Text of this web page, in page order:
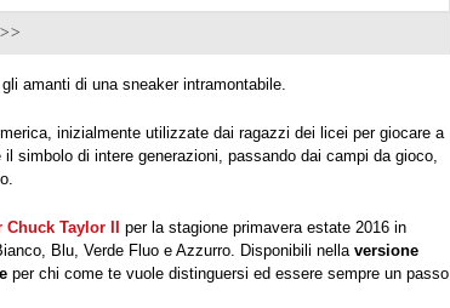
amanti di una sneaker intramontabile.
inizialmente utilizzate dai ragazzi dei licei per giocare a
simbolo di intere generazioni, passando dai campi da gioco,
Taylor II
per la stagione primavera estate 2016 in
Blu, Verde Fluo e Azzurro. Disponibili nella versione
per chi come te vuole distinguersi ed essere sempre un passo